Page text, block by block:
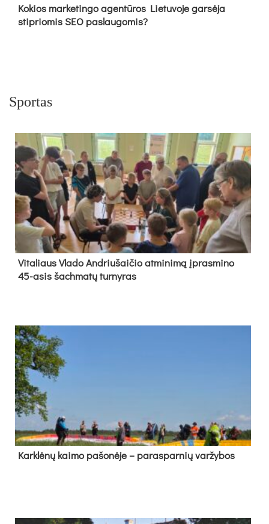
Kokios marketingo agentūros Lietuvoje garsėja
stipriomis SEO paslaugomis?
Sportas
Vi­ta­liaus Vla­do And­riu­šai­čio at­mi­ni­mą įpras­mi­no
45-asis šach­ma­tų tur­ny­ras
Kark­lė­nų kai­mo pa­šo­nė­je – pa­ras­par­nių var­žy­bos